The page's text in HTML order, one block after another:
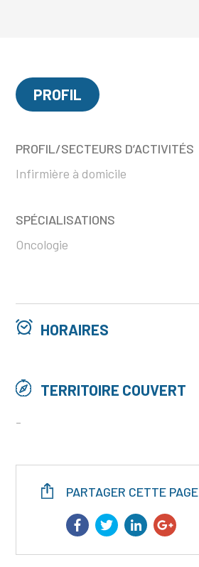
PROFIL
PROFIL/SECTEURS D’ACTIVITÉS
Infirmière à domicile
SPÉCIALISATIONS
Oncologie
HORAIRES
TERRITOIRE COUVERT
-
PARTAGER CETTE PAGE